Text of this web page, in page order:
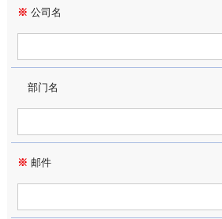
※ 公司名
部门名
※ 邮件